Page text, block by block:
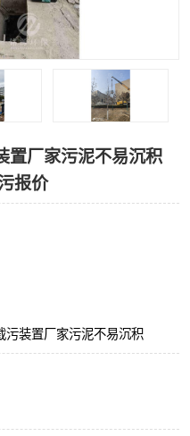
置厂家污泥不易沉积
报价
污装置厂家污泥不易沉积
一体化污水处理泵房
浅层砂过滤装置
翻转式堰门